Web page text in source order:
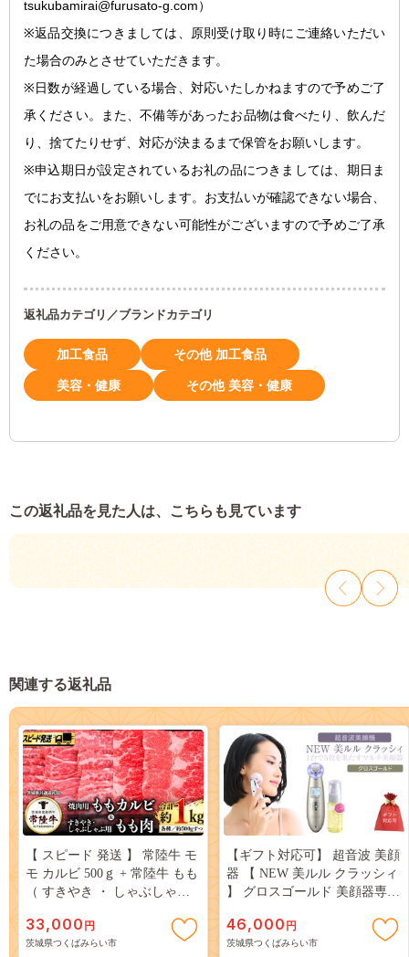
tsukubamirai@furusato-g.com）
※返品交換につきましては、原則受け取り時にご連絡いただい
た場合のみとさせていただきます。
※日数が経過している場合、対応いたしかねますので予めご了
承ください。また、不備等があったお品物は食べたり、飲んだ
り、捨てたりせず、対応が決まるまで保管をお願いします。
※申込期日が設定されているお礼の品につきましては、期日ま
でにお支払いをお願いします。お支払いが確認できない場合、
お礼の品をご用意できない可能性がございますので予めご了承
ください。
返礼品カテゴリ／ブランドカテゴリ
加工食品 その他 加工食品
美容・健康 その他 美容・健康
この返礼品を見た人は、こちらも見ています
関連する返礼品
【 スピード 発送 】 常陸牛 モ
モ カルビ 500ｇ + 常陸牛 もも
（ すきやき ・ しゃぶしゃぶ
[AI02-NT]
33,000 円
茨城県つくばみらい市
【ギフト対応可】 超音波 美顔
器 【 NEW 美ルル クラッシィ
】 グロスゴールド 美顔器専用
ル(50g) 付 超音波美顔器 イオ
ン導入 イオン導出 美容 美顔
46,000 円
茨城県つくばみらい市